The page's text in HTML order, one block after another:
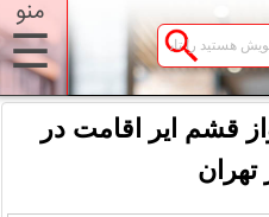
منو
☰
قشم ایر اقامت در